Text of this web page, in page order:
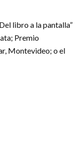
libro a la pantalla”
Premio
Montevideo; o el